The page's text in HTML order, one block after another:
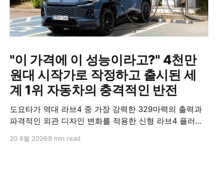
"이 가격에 이 성능이라고?" 4천만
원대 시작가로 작정하고 출시된 세
계 1위 자동차의 충격적인 반전
도요타가 역대 라브4 중 가장 강력한 329마력의 출력과
파격적인 외관 디자인 변화를 적용한 신형 라브4 플러그
충전이 가능하고 전기 모드로만 70km 이상 주행할 수 있
20 6월 2026 9 min read